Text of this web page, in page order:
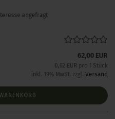
angefragt
62,00 EUR
0,62 EUR pro 1 Stück
inkl. 19% MwSt. zzgl. Versand